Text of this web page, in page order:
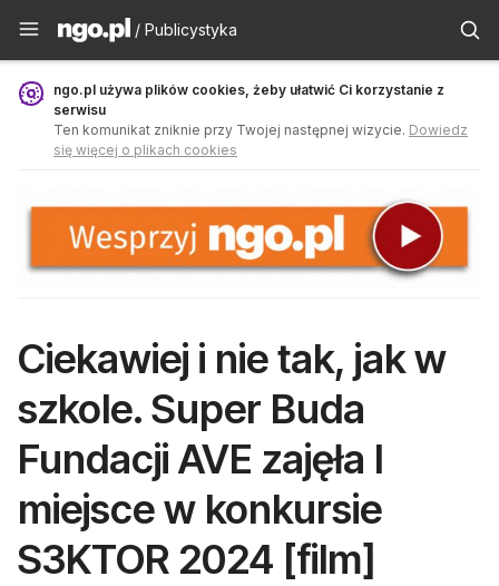
Publicystyka - ngo.pl
/ Publicystyka
ngo.pl używa plików cookies, żeby ułatwić Ci korzystanie z
serwisu
Ten komunikat zniknie przy Twojej następnej wizycie. Dowiedz
się więcej o plikach cookies
Ciekawiej i nie tak, jak w
szkole. Super Buda
Fundacji AVE zajęła I
miejsce w konkursie
S3KTOR 2024 [film]